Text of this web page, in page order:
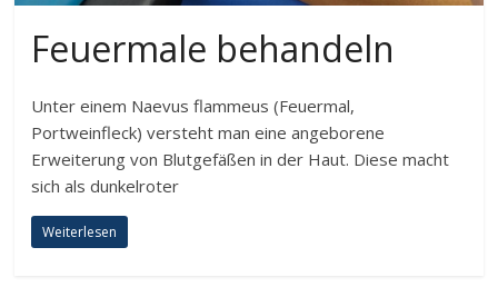
Feuermale behandeln
Unter einem Naevus flammeus (Feuermal,
Portweinfleck) versteht man eine angeborene
Erweiterung von Blutgefäßen in der Haut. Diese macht
sich als dunkelroter
Weiterlesen